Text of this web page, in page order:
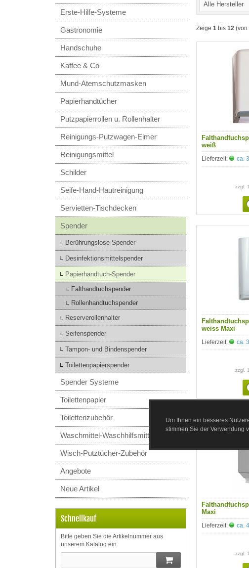
Um Ihnen ein besseres
stimmen Sie der Verwendung
Alle Hersteller
Zeige 1 bis 12 (von
weiß
Lieferzeit: ca.
zzgl.
weiss Maxi
Lieferzeit: ca.
zzgl.
Maxi
Lieferzeit: ca.
zzgl.
Erste-Hilfe-Systeme
Gastronomie
Handschuhe
Kaffee & Co
Mund-Atemschutzmasken
Papierhandtücher
Putzpapierrollen u. Rollenhalter
Reinigungs-Putzwagen-Eimer
Reinigungsmittel
Schilder
Seife-Hand-Hautreinigung
Servietten-Tischdecken
Spender
Berührungslose Spender
Desinfektionsmittelspender
Papierhandtuch-Spender
Falthandtuchspender
Rollenhandtuchspender
Reserverollenhalter
Seifenspender
Tampon- und Bindenspender
Toilettenpapierspender
Spender Systeme
Toilettenpapier
Toilettenzubehör
Waschmittel-Waschhilfsmittel
Wisch-Putztücher-Zubehör
Angebote
Neue Artikel
Schnellkauf
Bitte geben Sie die Artikelnummer aus
unserem Katalog ein.